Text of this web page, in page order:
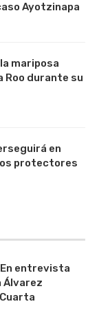
Ayotzinapa
mariposa
Roo durante su
en
protectores
entrevista
Álvarez